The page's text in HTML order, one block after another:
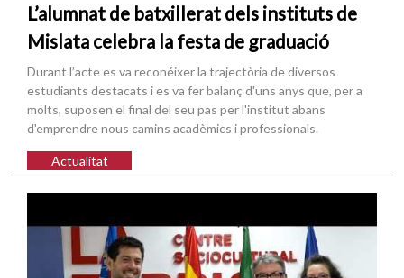
L’alumnat de batxillerat dels instituts de
Mislata celebra la festa de graduació
Durant l’acte es va reconéixer la trajectòria de diversos
estudiants destacats i es va fer balanç d'uns anys que, per a
molts, suposen el final del seu pas per l'institut abans
d'emprendre nous camins acadèmics i professionals.
Actualitat